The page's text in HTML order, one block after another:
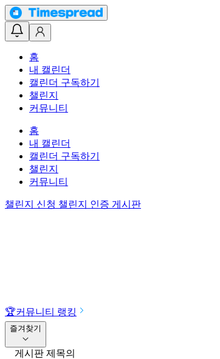
홈
내 캘린더
캘린더 구독하기
챌린지
커뮤니티
홈
내 캘린더
캘린더 구독하기
챌린지
커뮤니티
챌린지 신청 챌린지 인증 게시판
🏆커뮤니티 랭킹
즐겨찾기
게시판 제목의